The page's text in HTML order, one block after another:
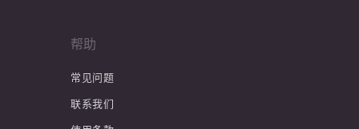
帮助
常见问题
联系我们